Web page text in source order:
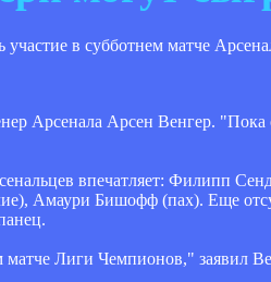
в субботнем матче
Арсенала Арсен Венгер.
впечатляет: Филипп
Амаури Бишофф (пах). Еще
матче Лиги Чемпионов," заявил